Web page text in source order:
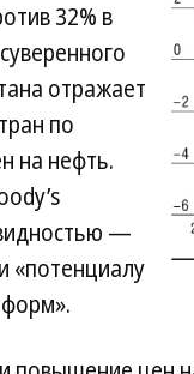
32% в
отражает
по
на нефть.
—
«потенциалу